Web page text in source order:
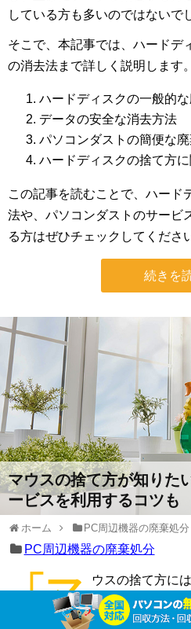
している方も多いのではないで
そこで、本記事では、ハードデ
の消去法まで詳しく説明します。
ハードディスクの一般的
データの安全な消去方法
パソコンダストの簡便な
ハードディスクの捨て方
この記事を読むことで、ハード
法や、パソコンダストのサービ
る方はぜひチェックしてくださ
続きを
マウスの捨て方が知りた
ービスを利用するコツも
ホーム PC周辺機器の廃棄処分
PC周辺機器の廃棄処分
「マ
ウスの捨て方に
か」「どうすれ
ど、マウスの処分方法で頭を抱